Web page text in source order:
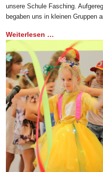
unsere Schule Fasching.
begaben uns in kleinen Gruppen
Weiterlesen …